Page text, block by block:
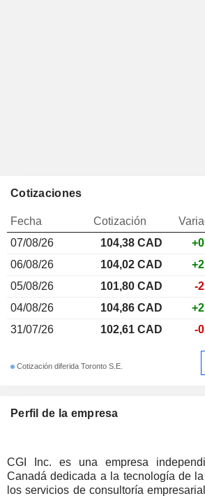
Perfil de la empresa
CGI Inc. es una empresa
Canadá dedicada a la tecnología de
los servicios de consultoría
Cotizaciones
Fecha Cotización
07/08/26
104,38 CAD
06/08/26
104,02 CAD
05/08/26
101,80 CAD -
04/08/26
104,86 CAD
31/07/26
102,61 CAD -
Cotización diferida Toronto S.E.